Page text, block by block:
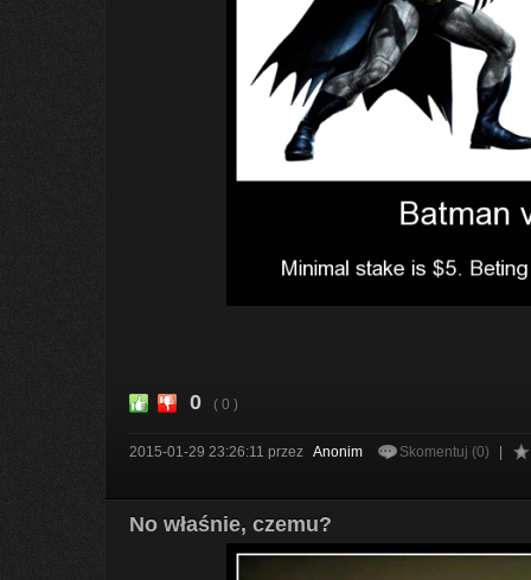
0 ( 0 )
2015-01-29 23:26:11 przez Anonim Skomentuj (0)
No właśnie, czemu?